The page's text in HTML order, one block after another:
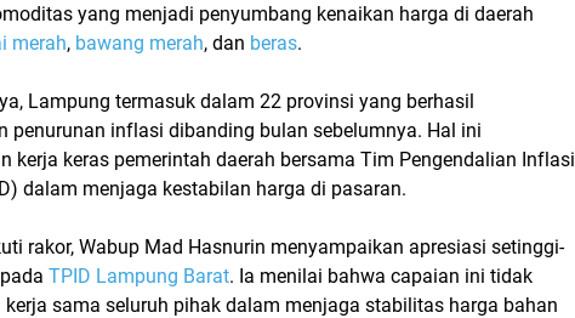
yang menjadi penyumbang kenaikan harga di daerah
merah, bawang merah, dan beras.
Lampung termasuk dalam 22 provinsi yang berhasil
penurunan inflasi dibanding bulan sebelumnya. Hal ini
kerja keras pemerintah daerah bersama Tim Pengendalian Inflasi
dalam menjaga kestabilan harga di pasaran.
rakor, Wabup Mad Hasnurin menyampaikan apresiasi setinggi-
TPID Lampung Barat. Ia menilai bahwa capaian ini tidak
kerja sama seluruh pihak dalam menjaga stabilitas harga bahan